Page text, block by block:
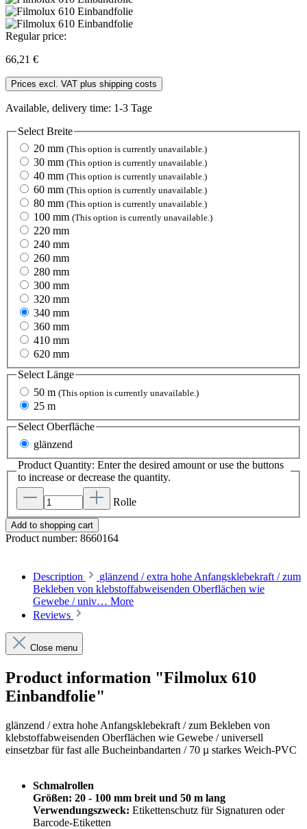
Regular price:
66,21 €
Prices excl. VAT plus shipping costs
Available, delivery time: 1-3 Tage
Select Breite
20 mm (This option is currently unavailable.)
30 mm (This option is currently unavailable.)
40 mm (This option is currently unavailable.)
60 mm (This option is currently unavailable.)
80 mm (This option is currently unavailable.)
100 mm (This option is currently unavailable.)
220 mm
240 mm
260 mm
280 mm
300 mm
320 mm
340 mm
360 mm
410 mm
620 mm
SelectLänge
50 m (This option is currently unavailable.)
25 m
Select Oberfläche
glänzend
Product Quantity: Enter the desired amount or use the buttons
to increase or decrease the quantity.
Rolle
Add to shopping cart
Product number: 8660164
Description
glänzend / extra hohe Anfangsklebekraft / zum
Bekleben von klebstoffabweisenden Oberflächen wie
Gewebe / univ… More
Reviews
Close menu
Product information "Filmolux 610
Einbandfolie"
glänzend /extra hohe Anfangsklebekraft /zum Bekleben von
klebstoffabweisenden Oberflächen wie Gewebe / universell
einsetzbar für fast alle Bucheinbandarten / 70 µ starkes Weich-PVC
Schmalrollen
Größen: 20 - 100 mm breit und 50 m lang
Verwendungszweck: Etikettenschutz für Signaturen oder
Barcode-Etiketten